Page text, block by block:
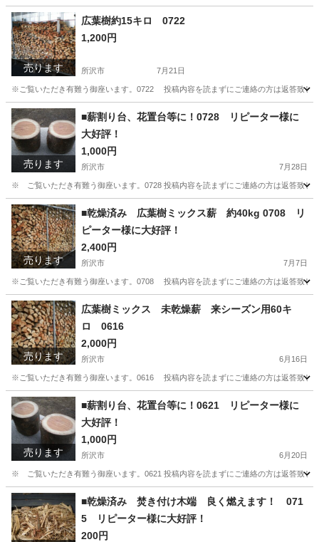
埼玉 所沢市 その他
売ります
広葉樹約15キロ 0722
1,200円
所沢市 7月21日
※ご覧いただき有難う御座います。0722 投稿内容を読まずにご連絡の方は返答致
埼玉 所沢市 その他 薪割り
売ります
■薪割り台、花置台等に！0728 リピーター様に
大好評！
1,000円
所沢市 7月28日
※ ご覧いただき有難う御座います。0728 投稿内容を読まずにご連絡の方は返答致
埼玉 所沢市 その他 薪割り
売ります
■乾燥済み 広葉樹ミックス薪 約40kg 0708 リ
ピーター様に大好評！
2,400円
所沢市 7月7日
※ご覧いただき有難う御座います。0708 投稿内容を読まずにご連絡の方は返答致
埼玉 所沢市 その他 薪割り
売ります
広葉樹ミックス 未乾燥薪 来シーズン用60キ
ロ 0616
2,000円
所沢市 6月16日
※ご覧いただき有難う御座います。0616 投稿内容を読まずにご連絡の方は返答致
埼玉 所沢市 その他 コナラ
売ります
■薪割り台、花置台等に！0621 リピーター様に
大好評！
1,000円
所沢市 6月20日
※ ご覧いただき有難う御座います。0621 投稿内容を読まずにご連絡の方は返答致
埼玉 所沢市 その他 薪割り
■乾燥済み 焚き付け木端 良く燃えます！ 071
5 リピーター様に大好評！
200円